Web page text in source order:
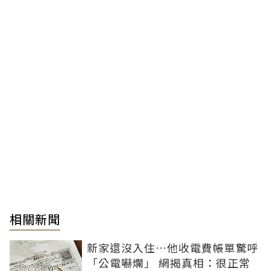
相關新聞
新家還沒入住…他收電費帳單驚呼
「公電嚇爛」 網揭真相：很正常